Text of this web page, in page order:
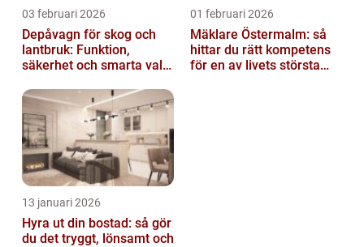
03 februari 2026
Depåvagn för skog och
lantbruk: Funktion,
säkerhet och smarta val
01 februari 2026
Mäklare Östermalm: så
hittar du rätt kompetens
för en av livets största
13 januari 2026
Hyra ut din bostad: så gör
du det tryggt, lönsamt och